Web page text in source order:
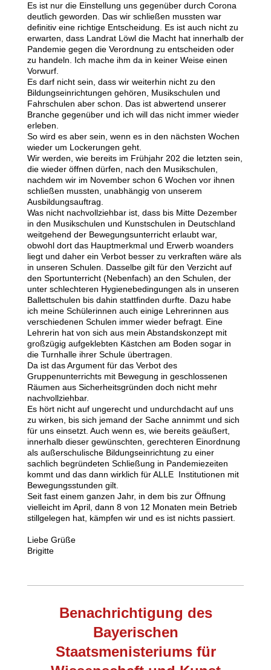
Es ist nur die Einstellung uns gegenüber durch Corona
deutlich geworden. Das wir schließen mussten war
definitiv eine richtige Entscheidung. Es ist auch nicht zu
erwarten, dass Landrat Löwl die Macht hat innerhalb der
Pandemie gegen die Verordnung zu entscheiden oder
zu handeln. Ich mache ihm da in keiner Weise einen
Vorwurf.
Es darf nicht sein, dass wir weiterhin nicht zu den
Bildungseinrichtungen gehören, Musikschulen und
Fahrschulen aber schon. Das ist abwertend unserer
Branche gegenüber und ich will das nicht immer wieder
erleben.
So wird es aber sein, wenn es in den nächsten Wochen
wieder um Lockerungen geht.
Wir werden, wie bereits im Frühjahr 202 die letzten sein,
die wieder öffnen dürfen, nach den Musikschulen,
nachdem wir im November schon 6 Wochen vor ihnen
schließen mussten, unabhängig von unserem
Ausbildungsauftrag.
Was nicht nachvollziehbar ist, dass bis Mitte Dezember
in den Musikschulen und Kunstschulen in Deutschland
weitgehend der Bewegungsunterricht erlaubt war,
obwohl dort das Hauptmerkmal und Erwerb woanders
liegt und daher ein Verbot besser zu verkraften wäre als
in unseren Schulen. Dasselbe gilt für den Verzicht auf
den Sportunterricht (Nebenfach) an den Schulen, der
unter schlechteren Hygienebedingungen als in unseren
Ballettschulen bis dahin stattfinden durfte. Dazu habe
ich meine Schülerinnen auch einige Lehrerinnen aus
verschiedenen Schulen immer wieder befragt. Eine
Lehrerin hat von sich aus mein Abstandskonzept mit
großzügig aufgeklebten Kästchen am Boden sogar in
die Turnhalle ihrer Schule übertragen.
Da ist das Argument für das Verbot des
Gruppenunterrichts mit Bewegung in geschlossenen
Räumen aus Sicherheitsgründen doch nicht mehr
nachvollziehbar.
Es hört nicht auf ungerecht und undurchdacht auf uns
zu wirken, bis sich jemand der Sache annimmt und sich
für uns einsetzt. Auch wenn es, wie bereits geäußert,
innerhalb dieser gewünschten, gerechteren Einordnung
als außerschulische Bildungseinrichtung zu einer
sachlich begründeten Schließung in Pandemiezeiten
kommt und das dann wirklich für ALLE Institutionen mit
Bewegungsstunden gilt.
Seit fast einem ganzen Jahr, in dem bis zur Öffnung
vielleicht im April, dann 8 von 12 Monaten mein Betrieb
stillgelegen hat, kämpfen wir und es ist nichts passiert.
Liebe Grüße
Brigitte
Benachrichtigung des
Bayerischen
Staatsmenisteriums für